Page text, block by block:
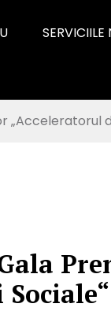
SERVICIILE
„Acceleratorul